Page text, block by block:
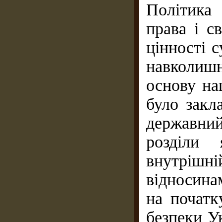
права і
цінності
основу
було
розділи
на
безпеки